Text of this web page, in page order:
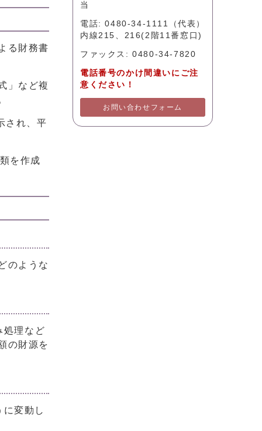
る財務書
」など複
され、平
を作成
のような
処理など
の財源を
変動し
当
電話: 0480-34-1111（代表）
内線215、216(2階11番窓口)
ファックス: 0480-34-7820
電話番号のかけ間違いにご注
意ください！
お問い合わせフォーム